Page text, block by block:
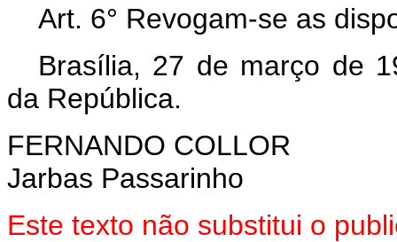
Art. 6° Revogam-se as
Brasília, 27 de março de
da República.
FERNANDO COLLOR
Jarbas Passarinho
Este texto não substitui o